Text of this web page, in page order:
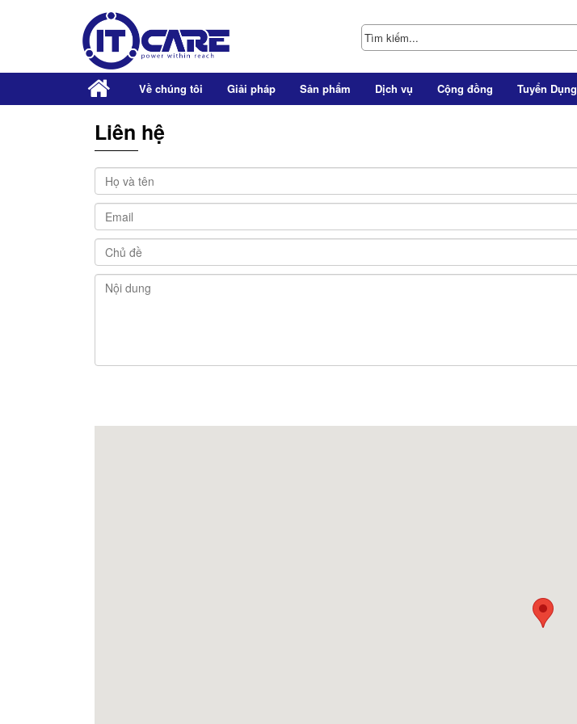
Youtube
Về chúng tôi Giải pháp Sản phẩm Dịch vụ Cộng đồng Tuyển Dụng
Liên hệ